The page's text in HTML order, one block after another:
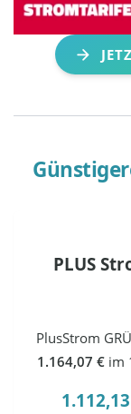
PLUS
PlusStrom
1.164,07 € im